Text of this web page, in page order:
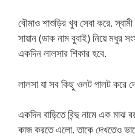
বৌমাও শাশুড়ির খুব সেবা করে.
সায়ান (ডাক নাম বুবাই) নিয়ে মধুর
একদিন লালসার শিকার হবে.
লালসা যা সব কিছু ওলট পালট করে
একদিন বাড়িতে বিন্দু নামে এক
কাজ করতে এলো. তাকে দেখতেও